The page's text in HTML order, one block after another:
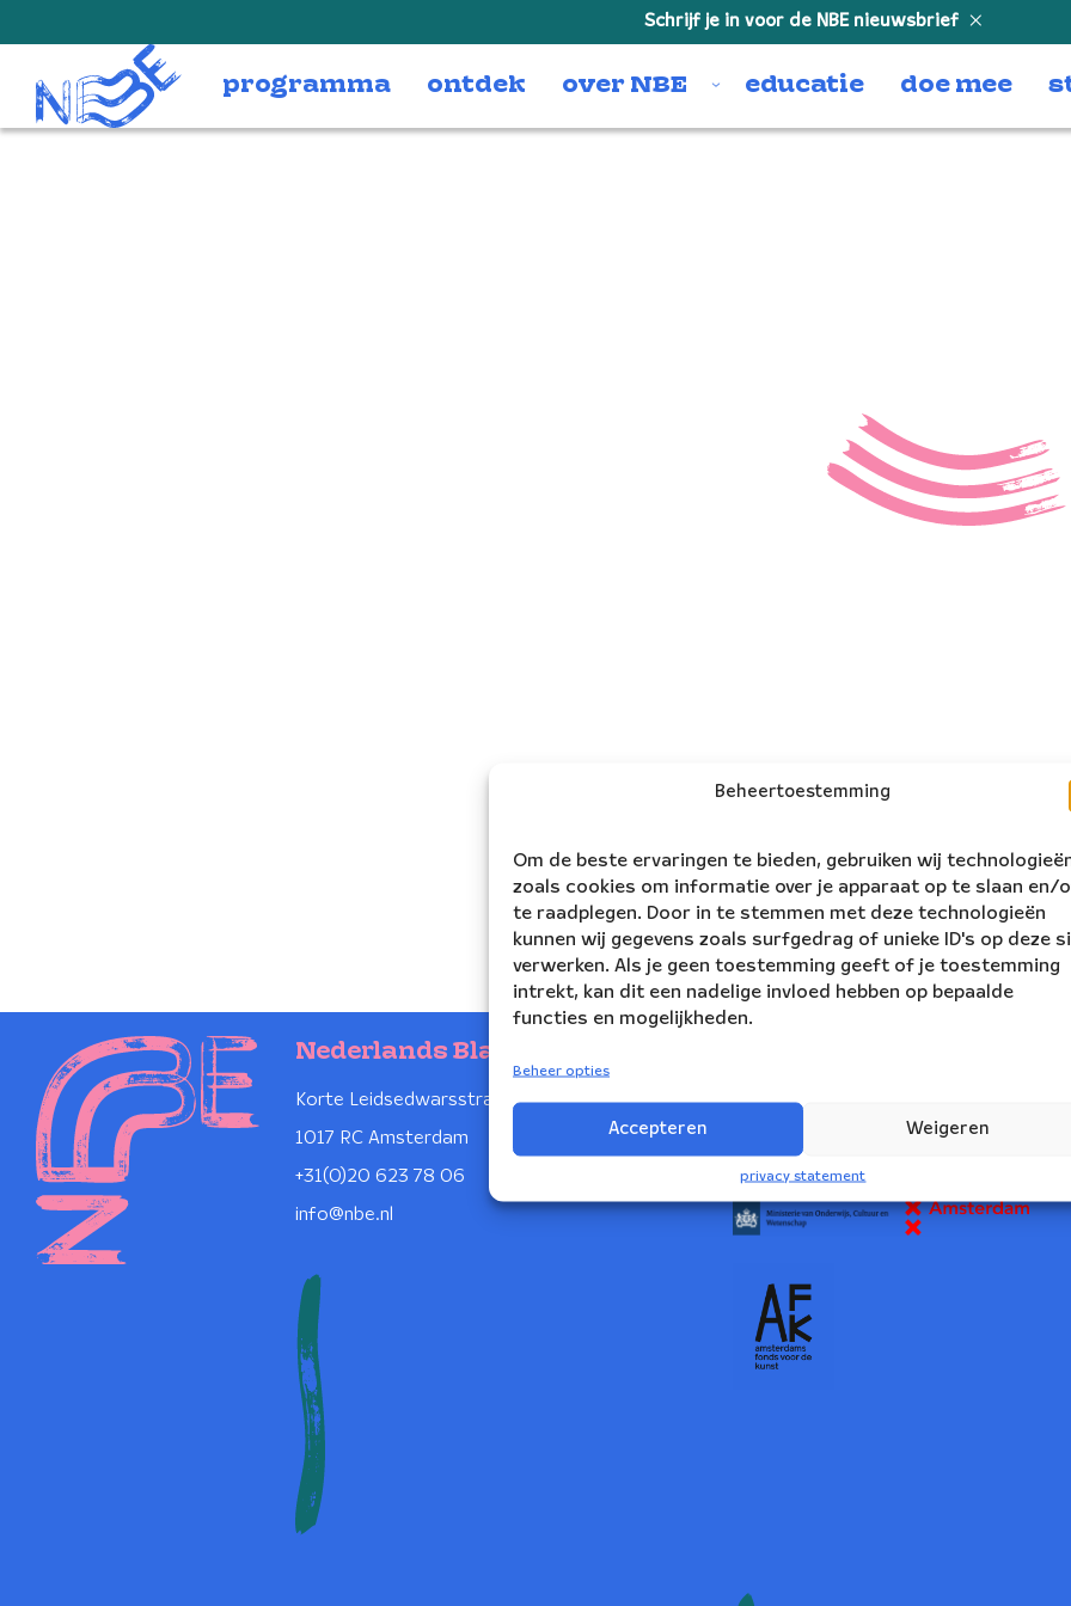
Beheertoestemming
Om de beste ervaringen te bieden, gebruiken wij
zoals cookies om informatie over je apparaat op te slaan en/
te raadplegen. Door in te stemmen met deze technologieën
kunnen wij gegevens zoals surfgedrag of unieke ID's op deze
verwerken. Als je geen toestemming geeft of je toestemming
intrekt, kan dit een nadelige invloed hebben op bepaalde
functies en mogelijkheden.
Beheer opties
Accepteren Weigeren
privacy statement
Schrijf je in voor de NBE nieuwsbrief
programma ontdek over NBE educatie doe mee
Nederlands Blazers Ensemble
Korte Leidsedwarsstraat 12
1017 RC Amsterdam
+31(0)20 623 78 06
info@nbe.nl
NBE wordt ondersteund door: